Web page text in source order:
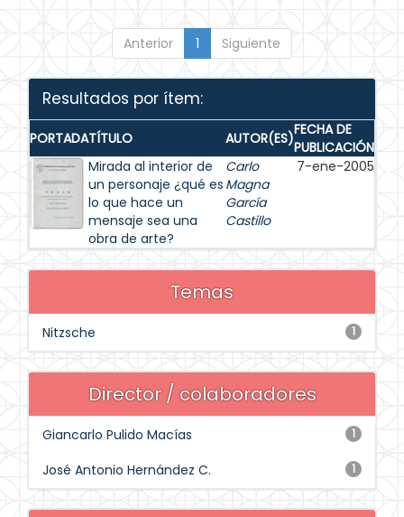
Anterior 1 Siguiente
Resultados por ítem:
PORTADATÍTULO AUTOR(ES)FECHA DE
PUBLICACIÓN
Mirada al interior de
un personaje ¿qué es
lo que hace un
mensaje sea una
obra de arte?
Carlo
Magna
García
Castillo
7-ene-2005
Temas
1
Nitzsche
Director / colaboradores
1
Giancarlo Pulido Macías
1
José Antonio Hernández C.